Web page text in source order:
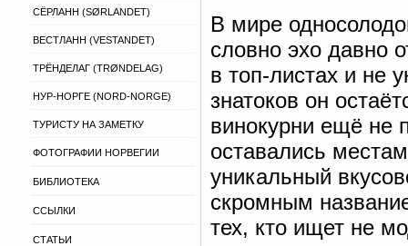
СЁРЛАНН (SØRLANDET)
ВЕСТЛАНН (VESTANDET)
ТРЁНДЕЛАГ (TRØNDELAG)
НУР-НОРГЕ (NORD-NORGE)
ТУРИСТУ НА ЗАМЕТКУ
ФОТОГРАФИИ НОРВЕГИИ
БИБЛИОТЕКА
ССЫЛКИ
СТАТЬИ
В мире
словно эхо давно
в топ-листах и не
знатоков он
винокурни ещё не
оставались
уникальный
скромным
тех, кто ищет не